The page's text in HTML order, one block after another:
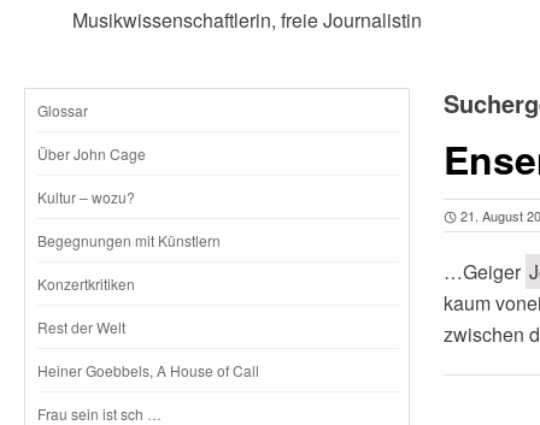
Musikwissenschaftlerin, freie Journalistin
SKIP
CONTENT
Glossar
Über John Cage
Kultur – wozu?
Begegnungen mit Künstlern
Konzertkritiken
Rest der Welt
Heiner Goebbels, A House of Call
Frau sein ist sch …
21. August
…Geiger
kaum
zwischen